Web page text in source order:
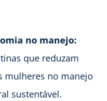
no manejo:
que reduzam
mulheres no manejo
sustentável.